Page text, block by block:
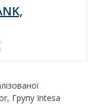
Групу Intesa